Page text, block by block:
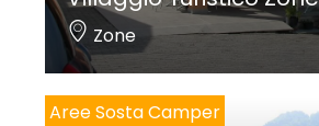
Zone
Aree Sosta Camper